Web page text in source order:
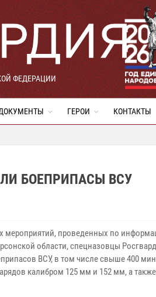
ФЕДЕРАЦИИ
ГЕРОИ КОНТАКТЫ
БОЕПРИПАСЫ ВСУ
мероприятий, проведенных по
области,спецназовцы
ВСУ, в том числе свыше 400
калибром 125 мм и 152 мм, а